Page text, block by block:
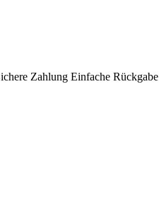
Zahlung Einfache Rückgabe